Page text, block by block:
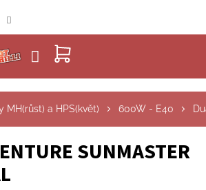
NÁKUPNÍ
KOŠÍK
MH(růst) a HPS(květ) 600W - E40
SUNMASTER